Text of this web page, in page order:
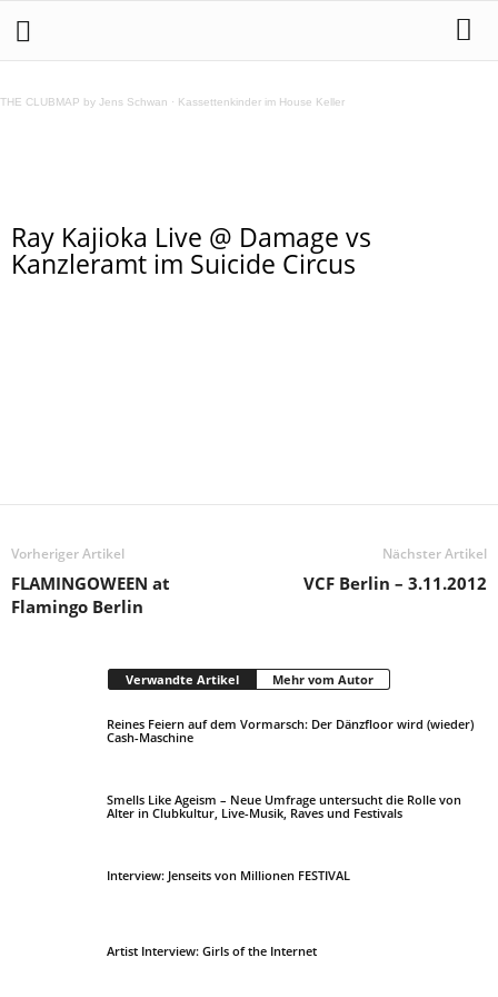
THE CLUBMAP by Jens Schwan · Kassettenkinder im House Keller
Ray Kajioka Live @ Damage vs Kanzleramt im Suicide
Ray Kajioka Live @ Damage vs
Kanzleramt im Suicide Circus
Vorheriger Artikel
FLAMINGOWEEN at
Flamingo Berlin
Nächster Artikel
VCF Berlin – 3.11.2012
Verwandte Artikel Mehr vom Autor
Reines Feiern auf dem Vormarsch: Der Dänzfloor wird (wieder)
Cash-Maschine
Smells Like Ageism – Neue Umfrage untersucht die Rolle von
Alter in Clubkultur, Live-Musik, Raves und Festivals
Interview: Jenseits von Millionen FESTIVAL
Artist Interview: Girls of the Internet